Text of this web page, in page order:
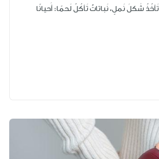
شَكلَ نَملٍ، نَباتاتٌ تَأكُلُ لَحمًا: أَحيانًا